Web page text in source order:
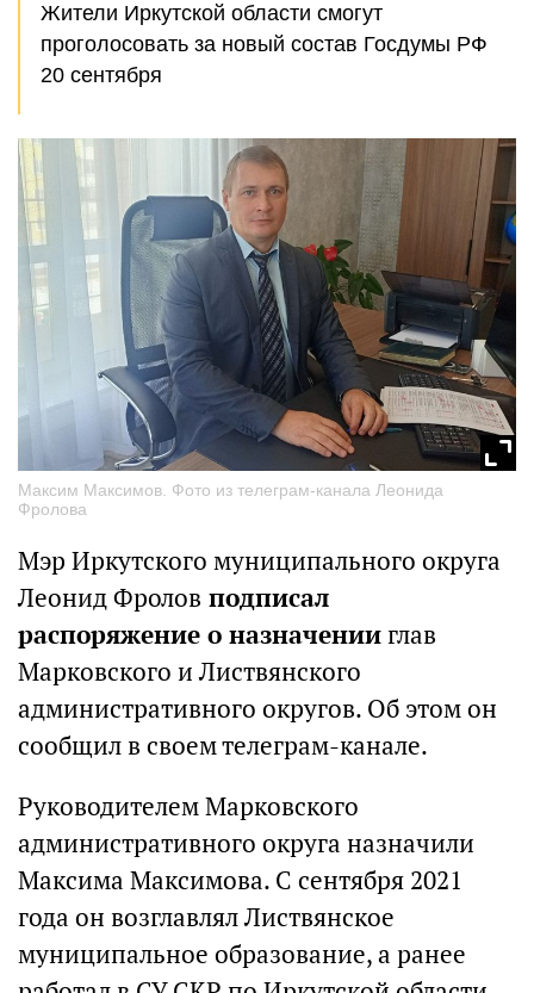
Жители Иркутской области смогут
проголосовать за новый состав Госдумы РФ
20 сентября
Максим Максимов. Фото из телеграм-канала Леонида
Фролова
Мэр Иркутского муниципального округа
Леонид Фролов подписал
распоряжение о назначенииглав
Марковского и Листвянского
административного округов. Об этом он
сообщил в своем телеграм-канале.
Руководителем Марковского
административного округа назначили
Максима Максимова. С сентября 2021
года он возглавлял Листвянское
муниципальное образование, а ранее